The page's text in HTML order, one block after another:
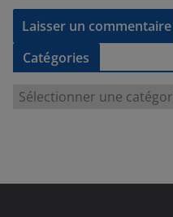
Catégories